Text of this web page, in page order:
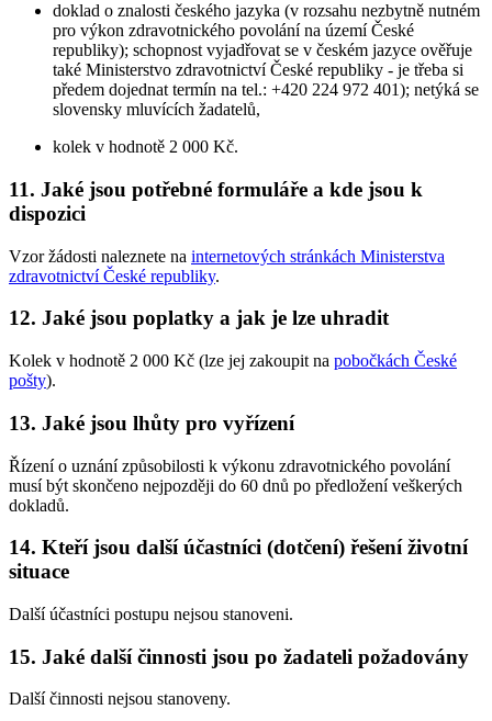
doklad o znalosti českého jazyka (v rozsahu nezbytně nutném
pro výkon zdravotnického povolání na území České
republiky); schopnost vyjadřovat se v českém jazyce ověřuje
také Ministerstvo zdravotnictví České republiky - je třeba si
předem dojednat termín na tel.: +420 224 972 401); netýká se
slovensky mluvících žadatelů,
kolek v hodnotě 2 000 Kč.
11. Jaké jsou potřebné formuláře a kde jsou k
dispozici
Vzor žádosti naleznete na internetových stránkách Ministerstva
zdravotnictví České republiky.
12. Jaké jsou poplatky a jak je lze uhradit
Kolek v hodnotě 2 000 Kč (lze jej zakoupit na pobočkách České
pošty).
13. Jaké jsou lhůty pro vyřízení
Řízení o uznání způsobilosti k výkonu zdravotnického povolání
musí být skončeno nejpozději do 60 dnů po předložení veškerých
dokladů.
14. Kteří jsou další účastníci (dotčení) řešení životní
situace
Další účastníci postupu nejsou stanoveni.
15. Jaké další činnosti jsou po žadateli požadovány
Další činnosti nejsou stanoveny.